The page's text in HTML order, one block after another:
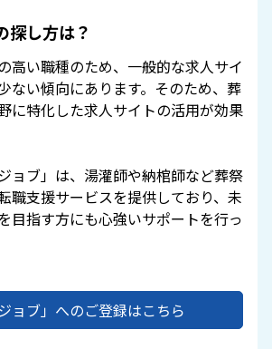
探し方は？
高い職種のため、一般的な求人サイ
ない傾向にあります。そのため、葬
に特化した求人サイトの活用が効果
ョブ」は、湯灌師や納棺師など葬祭
職支援サービスを提供しており、未
目指す方にも心強いサポートを行っ
ョブ」へのご登録はこちら